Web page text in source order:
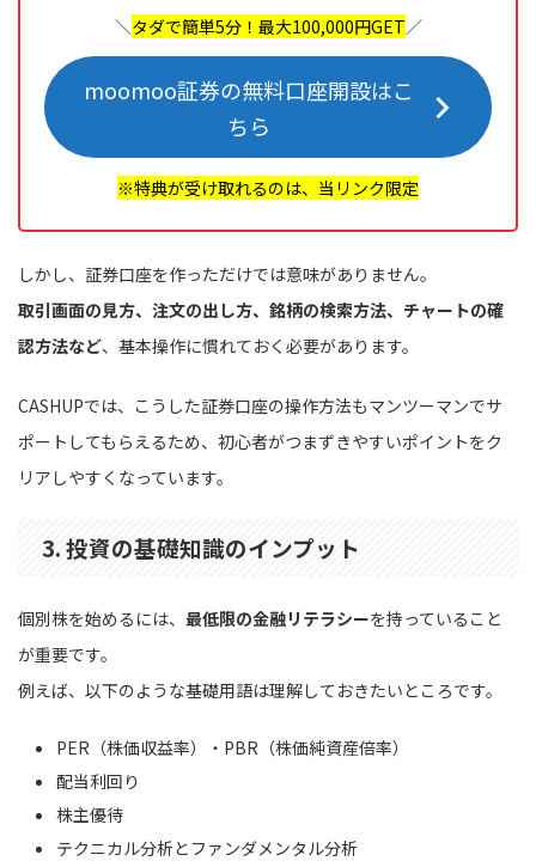
＼タダで簡単5分！最大100,000円GET／
moomoo証券の無料口座開設はこ
ちら
※特典が受け取れるのは、当リンク限定
しかし、証券口座を作っただけでは意味がありません。
取引画面の見方、注文の出し方、銘柄の検索方法、チャートの確
認方法など、基本操作に慣れておく必要があります。
CASHUPでは、こうした証券口座の操作方法もマンツーマンでサ
ポートしてもらえるため、初心者がつまずきやすいポイントをク
リアしやすくなっています。
3. 投資の基礎知識のインプット
個別株を始めるには、 最低限の金融リテラシーを持っていること
が重要です。
例えば、以下のような基礎用語は理解しておきたいところです。
PER（株価収益率）・PBR（株価純資産倍率）
配当利回り
株主優待
テクニカル分析とファンダメンタル分析